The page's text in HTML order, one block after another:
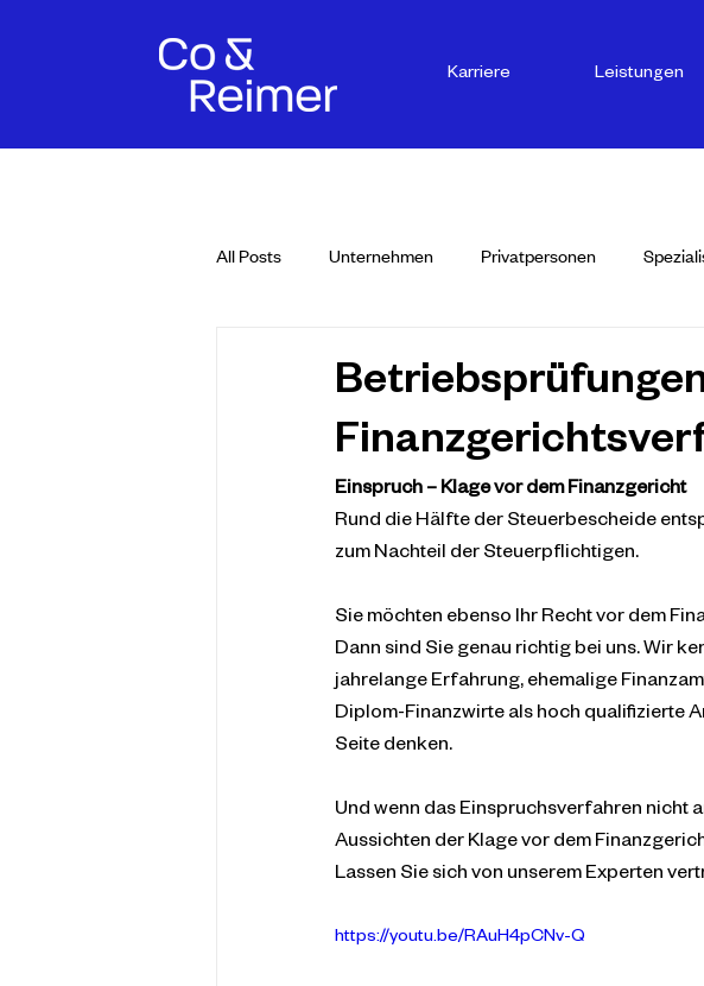
Karriere Leistungen
All Posts Unternehmen Privatpersonen
Einspruch – Klage vor dem Finanzgericht
Rund die Hälfte der Steuerbescheide
zum Nachteil der Steuerpflichtigen.
Sie möchten ebenso Ihr Recht vor dem
Dann sind Sie genau richtig bei uns. Wir
jahrelange Erfahrung, ehemalige
Diplom-Finanzwirte als hoch qualifizierte
Seite denken.
Und wenn das Einspruchsverfahren nicht
Aussichten der Klage vor dem
Lassen Sie sich von unserem Experten
https://youtu.be/RAuH4pCNv-Q